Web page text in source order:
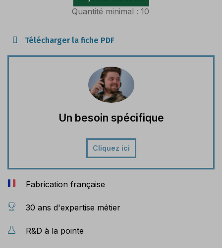
Quantité minimal : 10
Télécharger la fiche PDF
Un besoin spécifique
Cliquez ici
Fabrication française
30 ans d'expertise métier
R&D à la pointe